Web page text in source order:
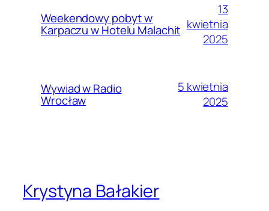
Weekendowy pobyt w
Karpaczu w Hotelu Malachit
13
kwietnia
2025
Wywiad w Radio
Wrocław
5 kwietnia
2025
Krystyna Bałakier